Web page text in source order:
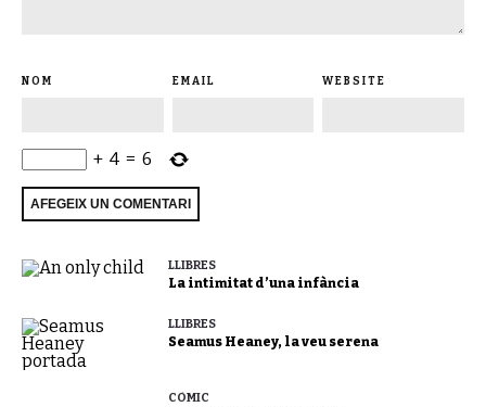
NOM EMAIL WEBSITE
+ 4 = 6
LLIBRES
La intimitat d’una infància
LLIBRES
Seamus Heaney, la veu serena
CÒMIC